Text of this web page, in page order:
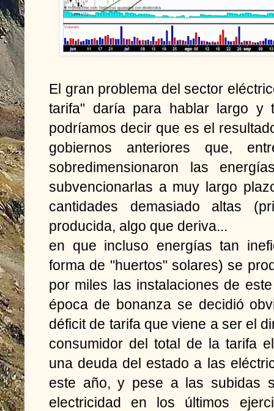
El gran problema del sector
tarifa" daría para hablar largo y
podríamos decir que es el
gobiernos anteriores que,
sobredimensionaron las
subvencionarlas a muy largo
cantidades demasiado altas
producida, algo que deriva...
en que incluso energías tan
forma de "huertos" solares) se
por miles las instalaciones de
época de bonanza se decidió
déficit de tarifa que viene a ser el
consumidor del total de la tarifa
una deuda del estado a las
este año, y pese a las subidas
electricidad en los últimos